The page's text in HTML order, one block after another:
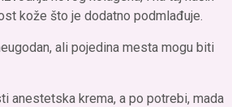
kože što je dodatno podmlađuje.
ali pojedina mesta mogu biti
anestetska krema, a po potrebi, mada